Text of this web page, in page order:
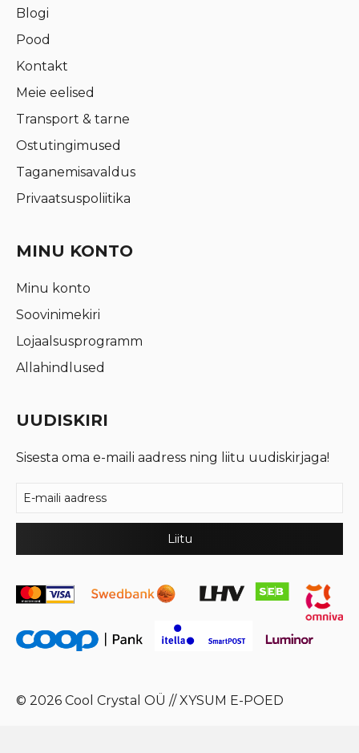
Blogi
Pood
Kontakt
Meie eelised
Transport & tarne
Ostutingimused
Taganemisavaldus
Privaatsuspoliitika
MINU KONTO
Minu konto
Soovinimekiri
Lojaalsusprogramm
Allahindlused
UUDISKIRI
Sisesta oma e-maili aadress ning liitu uudiskirjaga!
© 2026 Cool Crystal OÜ //XYSUM E-POED